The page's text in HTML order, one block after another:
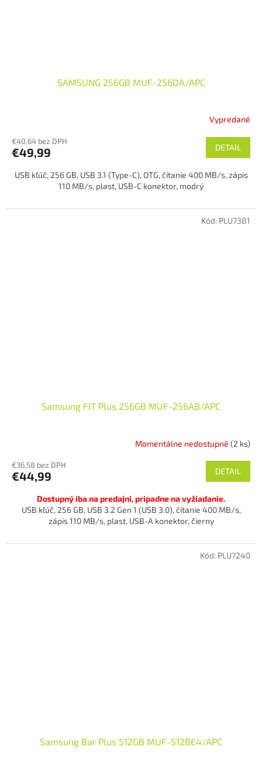
SAMSUNG 256GB MUF-256DA/APC
Vypredané
€40,64 bez DPH
€49,99 DETAIL
USB kľúč, 256 GB, USB 3.1 (Type-C), OTG, čítanie 400 MB/s, zápis
110 MB/s, plast, USB-C konektor, modrý
Samsung FIT Plus 256GB MUF-256AB/APC
Momentálne nedostupné (2 ks)
€36,58 bez DPH
€44,99 DETAIL
Dostupný iba na predajni, pripadne na vyžiadanie.
USB kľúč, 256 GB, USB 3.2 Gen 1 (USB 3.0), čítanie 400 MB/s,
zápis 110 MB/s, plast, USB-A konektor, čierny
Kód: PLU7381
Samsung Bar Plus 512GB MUF-512BE4/APC
Kód: PLU7240